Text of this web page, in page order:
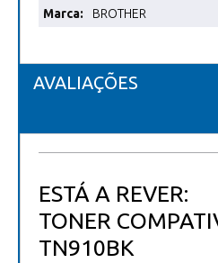
Mais
BROTHER
AVALIAÇÕES
ESTÁ A REVER:
TONER
TN910BK